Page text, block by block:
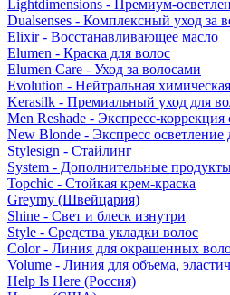
Lightdimensions - Премиум-
Dualsenses - Комплексный уход за
Elixir - Восстанавливающее масло
Elumen - Краска для волос
Elumen Care - Уход за волосами
Evolution - Нейтральная
Kerasilk - Премиальный уход для
Men Reshade - Экспресс-
New Blonde - Экспресс
Stylesign - Стайлинг
System - Дополнительные
Topchic - Стойкая крем-краска
Greymy (Швейцария)
Shine - Свет и блеск изнутри
Style - Средства укладки волос
Color - Линия для окрашенных
Volume - Линия для объема,
Help Is Here (Россия)